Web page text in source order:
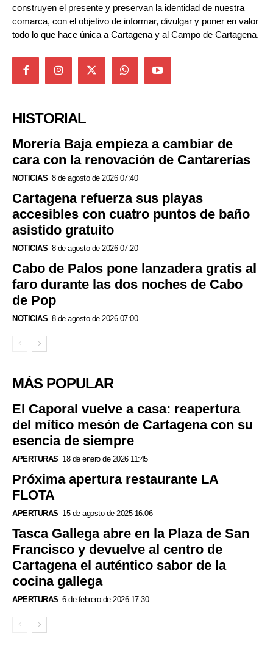
construyen el presente y preservan la identidad de nuestra
comarca, con el objetivo de informar, divulgar y poner en valor
todo lo que hace única a Cartagena y al Campo de Cartagena.
HISTORIAL
Morería Baja empieza a cambiar de
cara con la renovación de Cantarerías
NOTICIAS 8 de agosto de 2026 07:40
Cartagena refuerza sus playas
accesibles con cuatro puntos de baño
asistido gratuito
NOTICIAS 8 de agosto de 2026 07:20
Cabo de Palos pone lanzadera gratis al
faro durante las dos noches de Cabo
de Pop
NOTICIAS 8 de agosto de 2026 07:00
MÁS POPULAR
El Caporal vuelve a casa: reapertura
del mítico mesón de Cartagena con su
esencia de siempre
APERTURAS 18 de enero de 2026 11:45
Próxima apertura restaurante LA
FLOTA
APERTURAS 15 de agosto de 2025 16:06
Tasca Gallega abre en la Plaza de San
Francisco y devuelve al centro de
Cartagena el auténtico sabor de la
cocina gallega
APERTURAS 6 de febrero de 2026 17:30